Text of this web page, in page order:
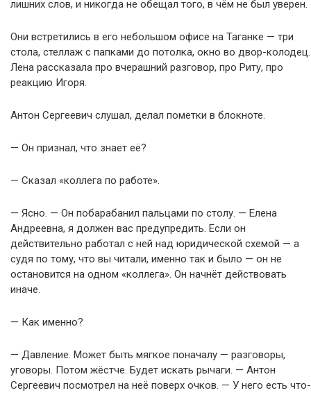
лишних слов, и никогда не обещал того, в чём не был уверен.
Они встретились в его небольшом офисе на Таганке — три
стола, стеллаж с папками до потолка, окно во двор-колодец.
Лена рассказала про вчерашний разговор, про Риту, про
реакцию Игоря.
Антон Сергеевич слушал, делал пометки в блокноте.
— Он признал, что знает её?
— Сказал «коллега по работе».
— Ясно. — Он побарабанил пальцами по столу. — Елена
Андреевна, я должен вас предупредить. Если он
действительно работал с ней над юридической схемой — а
судя по тому, что вы читали, именно так и было — он не
остановится на одном «коллега». Он начнёт действовать
иначе.
— Как именно?
— Давление. Может быть мягкое поначалу — разговоры,
уговоры. Потом жёстче. Будет искать рычаги. — Антон
Сергеевич посмотрел на неё поверх очков. — У него есть что-